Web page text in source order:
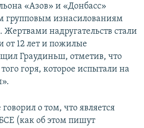
«Азов» и «Донбасс»
групповым изнасилованиям
надругательств стали
от 12 лет и пожилые
Граудиньш, отметив, что
горя, которое испытали на
о том, что является
(как об этом пишут